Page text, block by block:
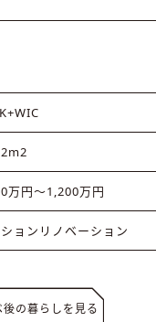
万円～1,200万円
ョンリノベーション
後の暮らしを見る